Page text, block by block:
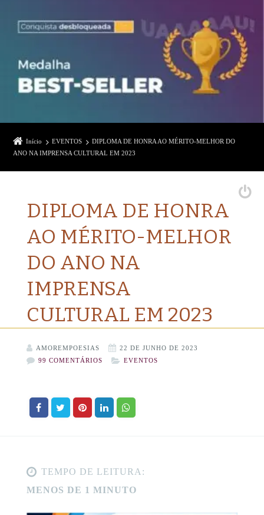
Início EVENTOS
DIPLOMA DE HONRA AO MÉRITO-MELHOR DO
ANO NA IMPRENSA CULTURAL EM 2023
DIPLOMA DE HONRA
AO MÉRITO-MELHOR
DO ANO NA
IMPRENSA
CULTURAL EM 2023
AMOREMPOESIAS
22 DE JUNHO DE 2023
99 COMENTÁRIOS
EVENTOS
TEMPO DE LEITURA:
MENOS DE 1 MINUTO